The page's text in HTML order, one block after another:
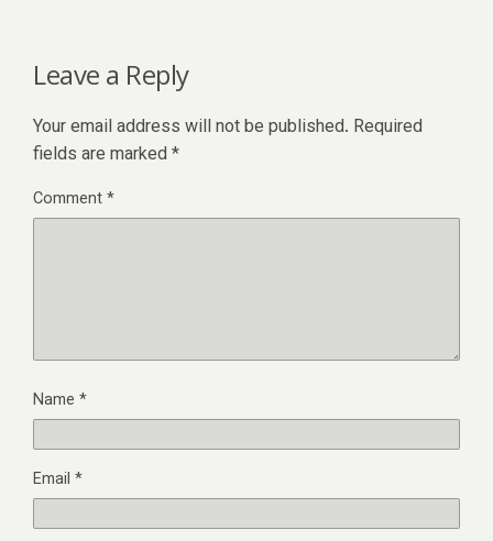
Leave a Reply
Your email address will not be published. Required
fields are marked *
Comment*
Name *
Email *